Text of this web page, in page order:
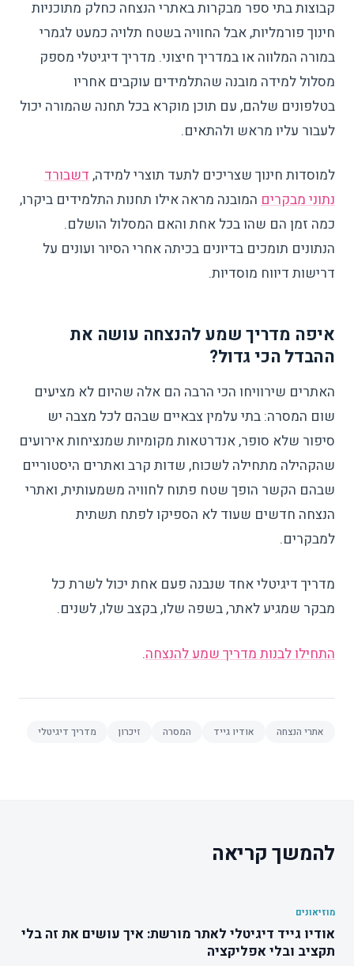
קבוצות בתי ספר מבקרות באתרי הנצחה כחלק מתוכניות
חינוך פורמליות, אבל החוויה בשטח תלויה כמעט לגמרי
במורה המלווה או במדריך חיצוני. מדריך דיגיטלי מספק
מסלול למידה מובנה שהתלמידים עוקבים אחריו
בטלפונים שלהם, עם תוכן מוקרא בכל תחנה שהמורה יכול
לעבור עליו מראש ולהתאים.
למוסדות חינוך שצריכים לתעד תוצרי למידה,דשבורד
נתוני מבקרים המובנה מראה אילו תחנות התלמידים ביקרו,
כמה זמן הם שהו בכל אחת והאם המסלול הושלם.
הנתונים תומכים בדיונים בכיתה אחרי הסיור ועונים על
דרישות דיווח מוסדיות.
איפה מדריך שמע להנצחה עושה את
ההבדל הכי גדול?
האתרים שירוויחו הכי הרבה הם אלה שהיום לא מציעים
שום המסרה: בתי עלמין צבאיים שבהם לכל מצבה יש
סיפור שלא סופר, אנדרטאות מקומיות שמנציחות אירועים
שהקהילה מתחילה לשכוח, שדות קרב ואתרים היסטוריים
שבהם הקשר הופך שטח פתוח לחוויה משמעותית, ואתרי
הנצחה חדשים שעוד לא הספיקו לפתח תשתית
למבקרים.
מדריך דיגיטלי אחד שנבנה פעם אחת יכול לשרת כל
מבקר שמגיע לאתר, בשפה שלו, בקצב שלו, לשנים.
התחילו לבנות מדריך שמע להנצחה.
אתרי הנצחה אודיו גייד המסרה זיכרון מדריך דיגיטלי
להמשך קריאה
מוזיאונים
אודיו גייד דיגיטלי לאתר מורשת: איך עושים את זה בלי
תקציב ובלי אפליקציה